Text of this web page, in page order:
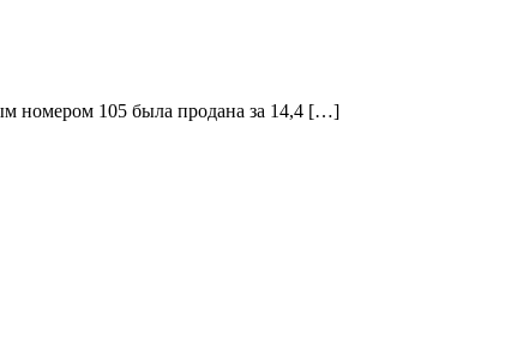
номером 105 была продана за 14,4 […]